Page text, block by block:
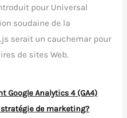
pour Universal
soudaine de la
serait un cauchemar pour
de sites Web.
Google Analytics 4 (GA4)
de marketing?